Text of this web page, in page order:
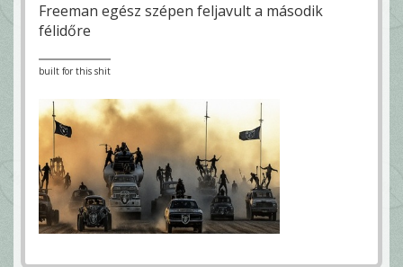
Freeman egész szépen feljavult a második
félidőre
built for this shit